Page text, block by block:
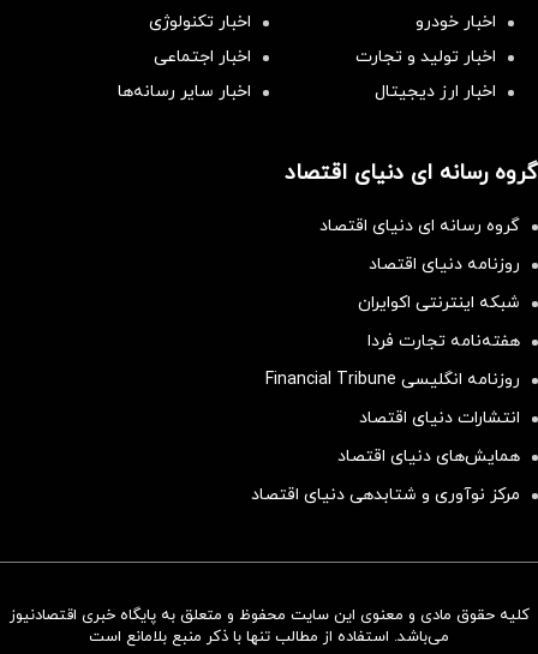
سرمایه‌گذاری همسنگ با شاخص
اخبار خودرو
اخبار تکنولوژی
اخبار تولید و تجارت
اخبار اجتماعی
اخبار ارز دیجیتال
اخبار سایر رسانه‌‌ها
گروه رسانه ای دنیای اقتصاد
گروه رسانه ای دنیای اقتصاد
روزنامه دنیای اقتصاد
شبکه اینترنتی اکوایران
هفته‌نامه تجارت فردا
روزنامه انگلیسی Financial Tribune
انتشارات دنیای اقتصاد
همایش‌های دنیای اقتصاد
مرکز نوآوری و شتابدهی دنیای اقتصاد
کلیه حقوق مادی و معنوی این سایت محفوظ و متعلق به پایگاه خبری اقتصادنیوز
می‌باشد. استفاده از مطالب تنها با ذکر منبع بلامانع است